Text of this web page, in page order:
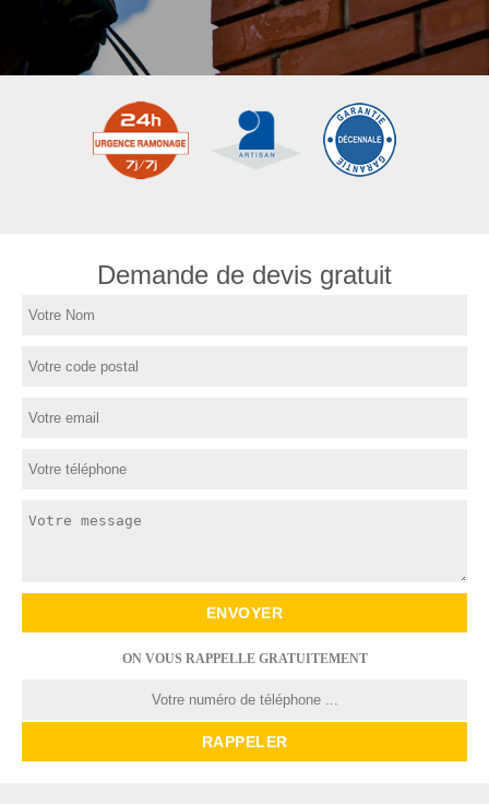
Demande de devis gratuit
ON VOUS RAPPELLE GRATUITEMENT